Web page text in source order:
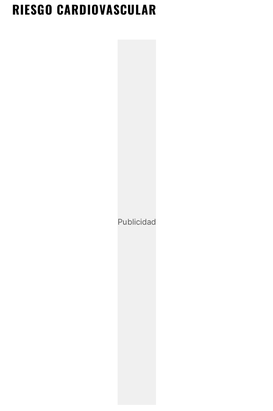
RIESGO CARDIOVASCULAR
Publicidad